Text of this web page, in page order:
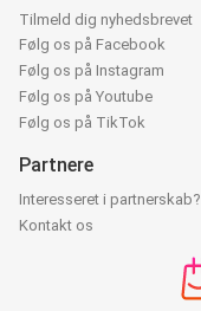
Tilmeld dig nyhedsbrevet
Følg os på Facebook
Følg os på Instagram
Følg os på Youtube
Følg os på TikTok
Partnere
Interesseret i partnerskab?
Kontakt os